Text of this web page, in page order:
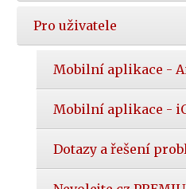
Pro uživatele
Mobilní aplikace -
Mobilní aplikace -
Dotazy a řešení